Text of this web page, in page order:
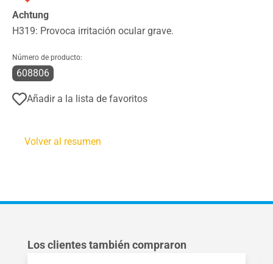
Achtung
H319: Provoca irritación ocular grave.
Número de producto:
608806
Añadir a la lista de favoritos
Volver al resumen
Omitir la galería de productos
Los clientes también compraron